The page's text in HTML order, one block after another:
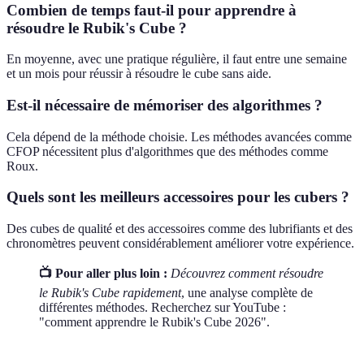
Combien de temps faut-il pour apprendre à
résoudre le Rubik's Cube ?
En moyenne, avec une pratique régulière, il faut entre une semaine
et un mois pour réussir à résoudre le cube sans aide.
Est-il nécessaire de mémoriser des algorithmes ?
Cela dépend de la méthode choisie. Les méthodes avancées comme
CFOP nécessitent plus d'algorithmes que des méthodes comme
Roux.
Quels sont les meilleurs accessoires pour les cubers ?
Des cubes de qualité et des accessoires comme des lubrifiants et des
chronomètres peuvent considérablement améliorer votre expérience.
📺 Pour aller plus loin : Découvrez comment résoudre
le Rubik's Cube rapidement, une analyse complète de
différentes méthodes. Recherchez sur YouTube :
"comment apprendre le Rubik's Cube 2026".